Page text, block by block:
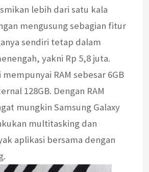
lebih dari satu kala
mengusung sebagian fitur
sendiri tetap dalam
yakni Rp 5,8 juta.
RAM sebesar 6GB
128GB. Dengan RAM
mungkin Samsung Galaxy
multitasking dan
aplikasi bersama dengan